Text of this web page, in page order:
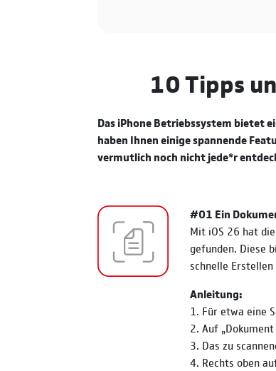
10 Tipps
Das iPhone Betriebssystem bietet
haben Ihnen einige spannende
vermutlich noch nicht jede*r
#01 Ein
Mit iOS 26 hat
gefunden. Diese
schnelle Erstellen
Anleitung:
1. Für etwa eine
2. Auf
3. Das zu
4. Rechts oben